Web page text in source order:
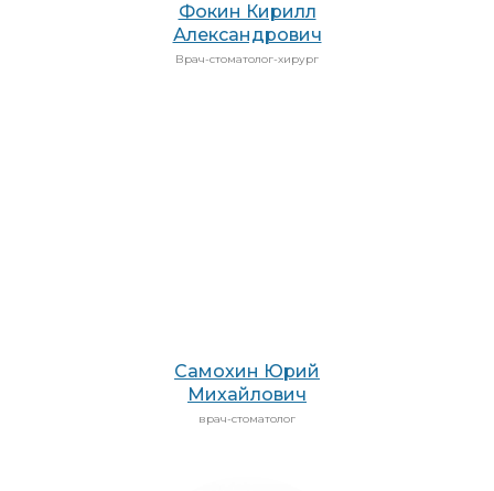
Фокин Кирилл
Александрович
Врач-стоматолог-хирург
Самохин Юрий
Михайлович
врач-стоматолог